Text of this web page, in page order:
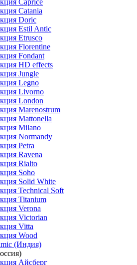
Caprice
Catania
Doric
Estil Antic
Etrusco
Florentine
Fondant
HD effects
Jungle
Legno
Livorno
London
Marenostrum
Mattonella
Milano
Normandy
Petra
Ravena
Rialto
Soho
Solid White
Technical Soft
Titanium
Verona
Victorian
Vitta
Wood
(Индия)
Айсберг